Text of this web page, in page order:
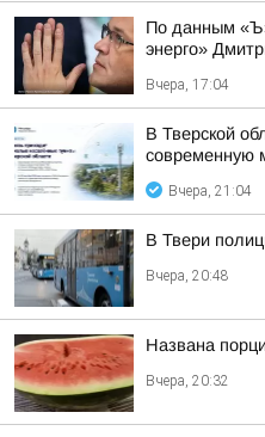
По данным
энерго»
Вчера, 17:04
В Тверской
современную
Вчера, 21:04
В Твери
Вчера, 20:48
Названа
Вчера, 20:32